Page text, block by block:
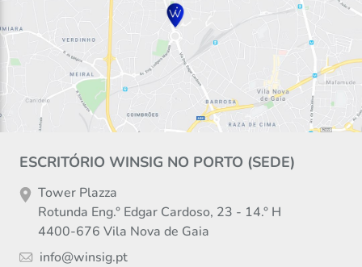
ESCRITÓRIO WINSIG NO PORTO (SEDE)
Tower Plazza
Rotunda Eng.° Edgar Cardoso, 23 - 14.° H
4400-676 Vila Nova de Gaia
info@winsig.pt